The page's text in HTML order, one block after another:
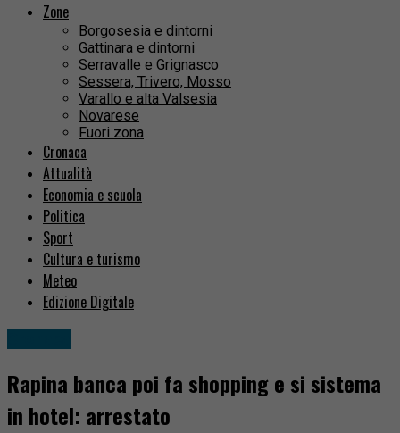
Zone
Borgosesia e dintorni
Gattinara e dintorni
Serravalle e Grignasco
Sessera, Trivero, Mosso
Varallo e alta Valsesia
Novarese
Fuori zona
Cronaca
Attualità
Economia e scuola
Politica
Sport
Cultura e turismo
Meteo
Edizione Digitale
Rapina banca poi fa shopping e si sistema
in hotel: arrestato